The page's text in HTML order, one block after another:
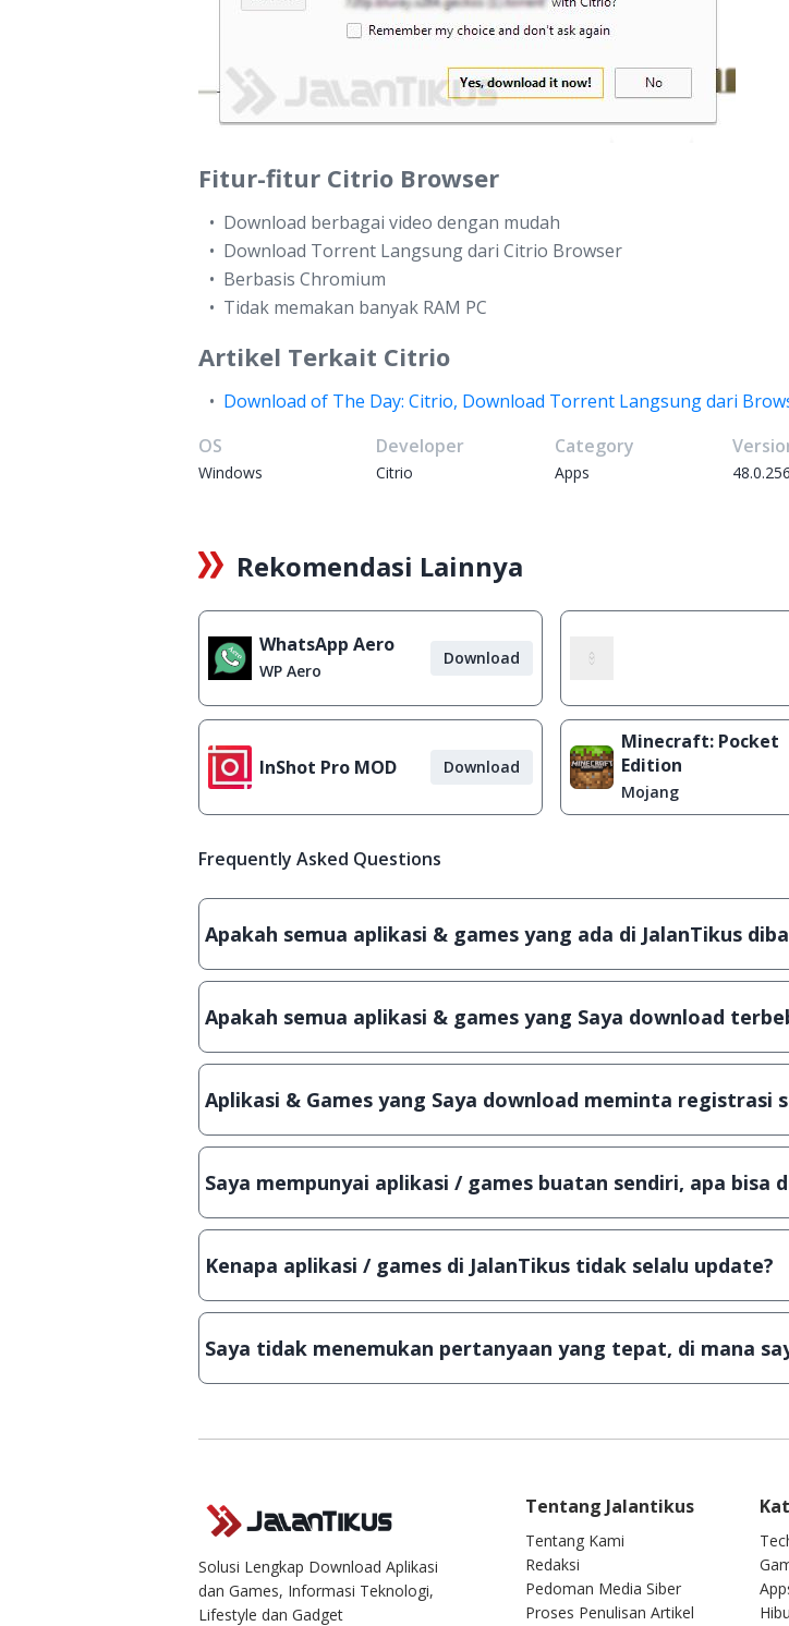
Fitur-fitur Citrio Browser
Download berbagai video dengan mudah
Download Torrent Langsung dari Citrio Browser
Berbasis Chromium
Tidak memakan banyak RAM PC
Artikel Terkait Citrio
Download of The Day: Citrio, Download Torrent Langsung dari
OS
Windows
Developer
Citrio
Category
Apps
Rekomendasi Lainnya
WhatsApp Aero
WP Aero
Download
InShot Pro MOD Download
Minecraft: Pocket
Edition
Mojang
Frequently Asked Questions
Apakah semua aplikasi & games yang ada di JalanTikus
Ya, JalanTikus hanya membagikan aplikasi & games yang gratis
Apakah semua aplikasi & games yang Saya download
Ya, JalanTikus selalu melakukan scanning dengan 3 jenis Antivirus
Aplikasi & Games yang Saya download meminta registrasi
Meskipun dibagikan secara gratis, namun ada beberapa aplikasi &
Saya mempunyai aplikasi / games buatan sendiri, apa bisa
Tentu saja bisa. Silahkan kirim email keinfo@jalantikus.comdengan
Kenapa aplikasi / games di JalanTikus tidak selalu update?
Demi menjaga kualitas aplikasi dan games yang ada di JalanTikus,
Saya tidak menemukan pertanyaan yang tepat, di mana
Kami dengan senang hati menjawab setiap pertanyaan yang
Solusi Lengkap Download Aplikasi
dan Games, Informasi Teknologi,
Lifestyle dan Gadget
Tentang Jalantikus
Tentang Kami
Redaksi
Pedoman Media Siber
Proses Penulisan Artikel